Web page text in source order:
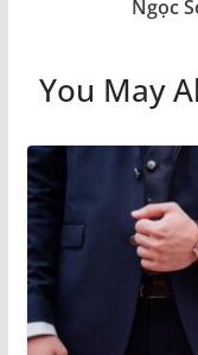
Ngọc
You May